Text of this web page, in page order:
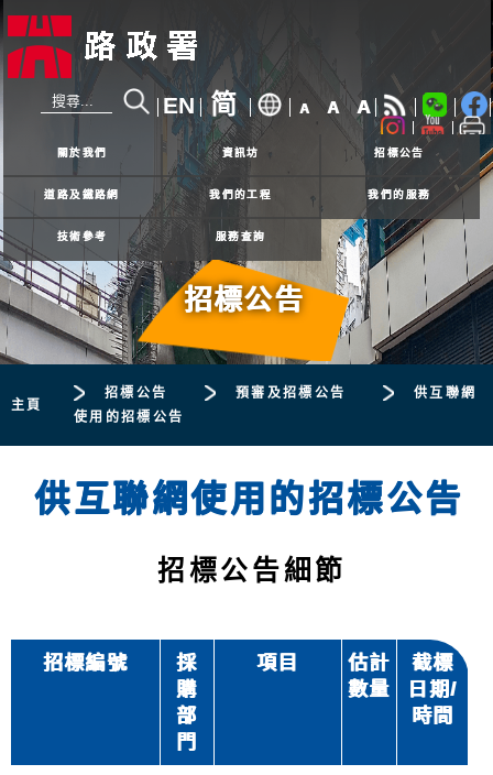
EN 简 A A A
24小時熱線 2926 4111
關於我們 資訊坊 招標公告
道路及鐵路網 我們的工程 我們的服務
技術參考 服務查詢
主頁
招標公告
招標公告 預審及招標公告
供互聯網
使用的招標公告
供互聯網使用的招標公告
招標公告細節
招標編號
採
購
部
門
項目
估計
數量
截標
日期/
時間